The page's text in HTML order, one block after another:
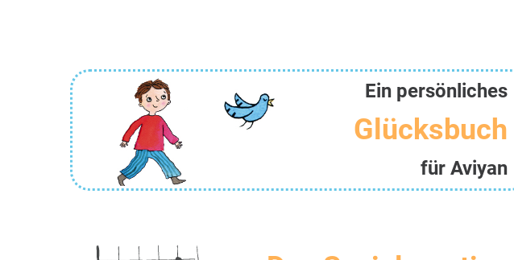
Ein persönliches
Glücksbuch
für Aviyan